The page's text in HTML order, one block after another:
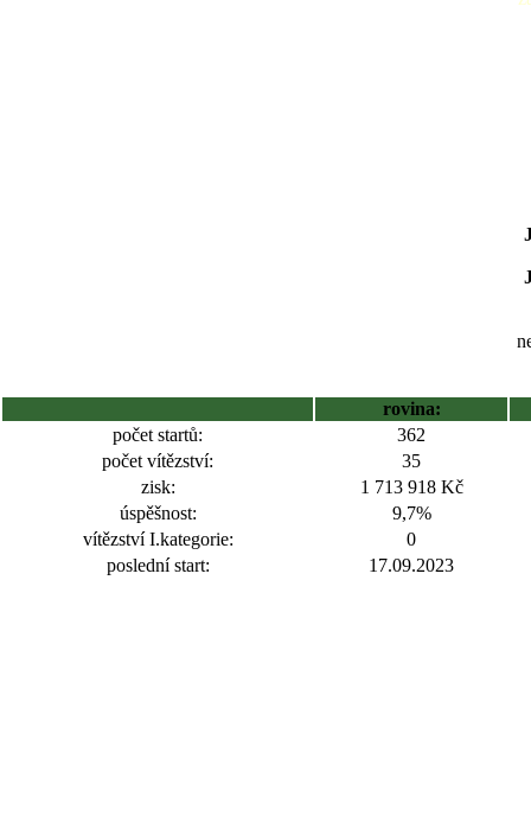
rovina:
počet startů:
362
počet vítězství:
35
zisk:
1 713 918 Kč
úspěšnost:
9,7%
vítězství I.kategorie:
0
poslední start:
17.09.2023